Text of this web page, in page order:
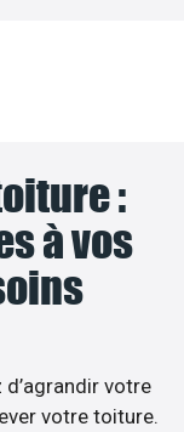
:
à vos
d’agrandir votre
votre toiture.